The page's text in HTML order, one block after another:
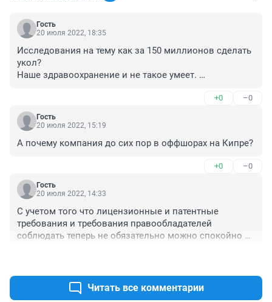
Гость
20 июля 2022, 18:35
Исследования на тему как за 150 миллионов сделать
укол?
Наше здравоохранение и не такое умеет.
среди популяции данный генетический дефект?
Сделать его из крайне редкого рядовым и рутинным?
+0 –0
Гость
20 июля 2022, 15:19
А почему компания до сих пор в оффшорах на Кипре?
+0 –0
Гость
20 июля 2022, 14:33
С учетом того что лицензионные и патентные
требования и требования правообладателей
соблюдать теперь не обязательно можно спокойно
дальше разрабатывают ! Читать все комментарии